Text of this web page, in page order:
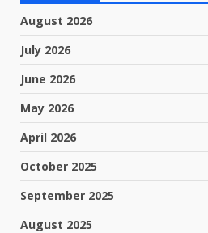
August 2026
July 2026
June 2026
May 2026
April 2026
October 2025
September 2025
August 2025